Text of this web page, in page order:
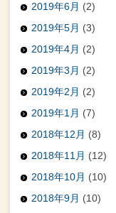
2019年6月 (2)
2019年5月 (3)
2019年4月 (2)
2019年3月 (2)
2019年2月 (2)
2019年1月 (7)
2018年12月 (8)
2018年11月 (12)
2018年10月 (10)
2018年9月 (10)